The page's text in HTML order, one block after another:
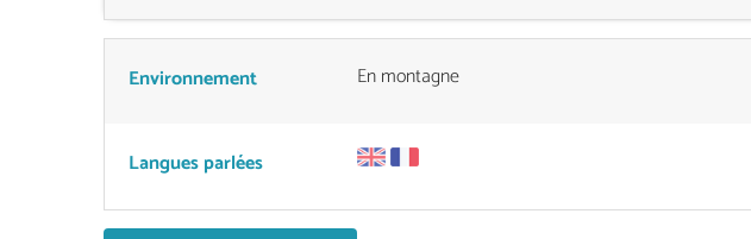
Environnement En montagne
Langues parlées